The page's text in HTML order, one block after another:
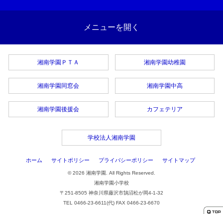
メニューを開く
湘南学園ＰＴＡ
湘南学園同窓会
湘南学園後援会
湘南学園幼稚園
湘南学園中高
カフェテリア
学校法人湘南学園
ホーム サイトポリシー プライバシーポリシー サイトマップ
© 2026 湘南学園. All Rights Reserved.
湘南学園小学校
〒251-8505 神奈川県藤沢市鵠沼松が岡4-1-32
TEL 0466-23-6611(代) FAX 0466-23-6670